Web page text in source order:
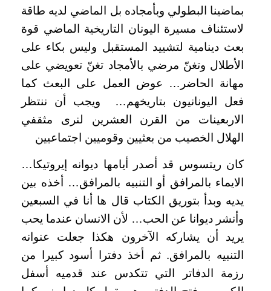
بماضينا البطولي وبأمجاده بل الماضي لديه طاقة
لاستئناف مسيرة اليونان التاريخية الماضي قوة
بعث دينامية لتشييد المستقبل وليس بكاء على
الأطلال وتغنّ مرضي بالأمجاد تغنّ تعويضي على
مهانة الحاضر… عوض العمل على البعث كما
فعل اليونانيون بتاريخهم… ويجب أن ننتظر
الاربعينات من القرن العشرين لنرى مثقفي
الهلال الخصيب من بعثيين وقوميين اجتماعيين
كان ريتسوس قد أصدر أيامها ديوانه إيروتيكا…
الايماء بالمرافق أو التنبيه بالمرافق… أخذه بين
يديه وبدأ بتوريق الكتاب قال ها أنا في السبعين
وأنشر ديوانا عن الحب… لأن الانسان عندما يحب
يريد أن يشاركه الآخرون هكذا جعلت عنوانه
التنبيه بالمرافق. ثم أخذ دفترا أسود كبيرا من
رزمة الدفاتر التي تتكدس عند قدميه أسفل